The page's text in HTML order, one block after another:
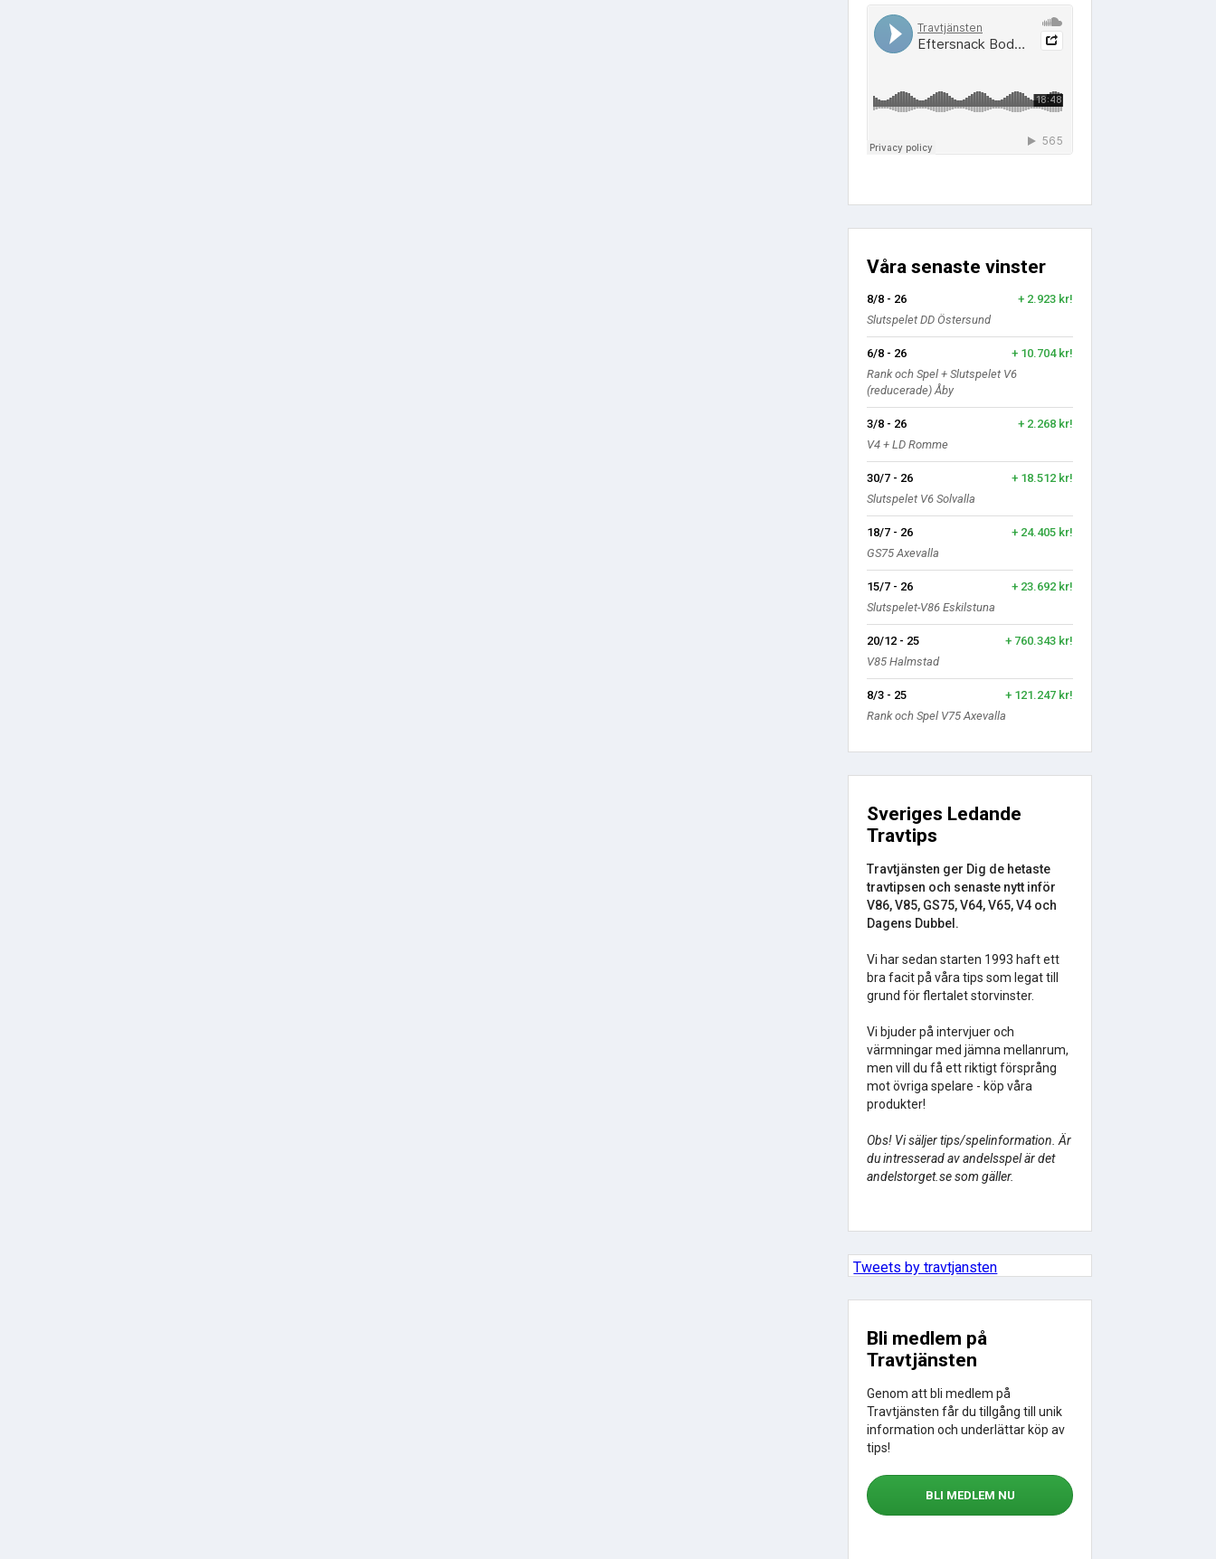
Våra senaste vinster
8/8 - 26
+ 2.923 kr!
Slutspelet DD Östersund
6/8 - 26
+ 10.704 kr!
Rank och Spel + Slutspelet V6
(reducerade) Åby
3/8 - 26
+ 2.268 kr!
V4 + LD Romme
30/7 - 26
+ 18.512 kr!
Slutspelet V6 Solvalla
18/7 - 26
+ 24.405 kr!
GS75 Axevalla
15/7 - 26
+ 23.692 kr!
Slutspelet-V86 Eskilstuna
20/12 - 25
+ 760.343 kr!
V85 Halmstad
8/3 - 25
+ 121.247 kr!
Rank och Spel V75 Axevalla
Sveriges Ledande
Travtips
Travtjänsten ger Dig de hetaste
travtipsen och senaste nytt inför
V86, V85, GS75, V64, V65, V4 och
Dagens Dubbel.
Vi har sedan starten 1993 haft ett
bra facit på våra tips som legat till
grund för flertalet storvinster.
Vi bjuder på intervjuer och
värmningar med jämna mellanrum,
men vill du få ett riktigt försprång
mot övriga spelare - köp våra
produkter!
Obs! Vi säljer tips/spelinformation. Är
du intresserad av andelsspel är det
andelstorget.se som gäller.
Tweets by travtjansten
Bli medlem på
Travtjänsten
Genom att bli medlem på
Travtjänsten får du tillgång till unik
information och underlättar köp av
tips!
BLI MEDLEM NU